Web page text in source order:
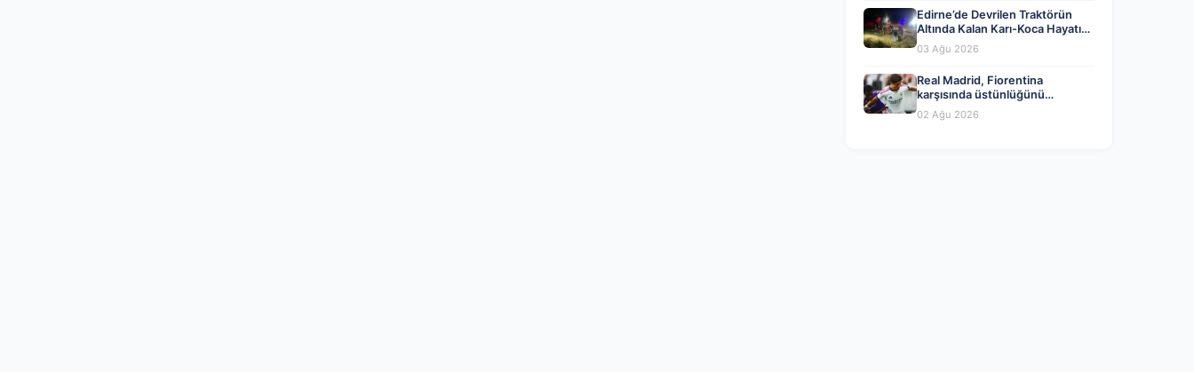
Edirne’de Devrilen Traktörün
Altında Kalan Karı-Koca Hayatını
Kaybetti
03 Ağu 2026
Real Madrid, Fiorentina
karşısında üstünlüğünü
koruyamadı!
02 Ağu 2026